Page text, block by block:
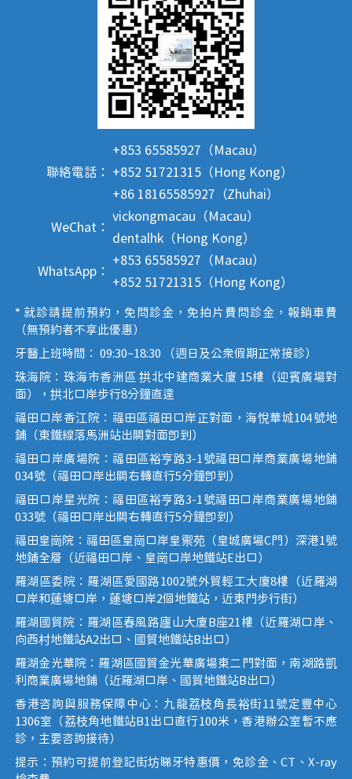
聯絡電話：
+853 65585927（Macau）
+852 51721315（Hong Kong）
+86 18165585927（Zhuhai）
WeChat：
vickongmacau（Macau）
dentalhk（Hong Kong）
WhatsApp：
+853 65585927（Macau）
+852 51721315（Hong Kong）
* 就診請提前預約，免問診金，免拍片費問診金，報銷車費
（無預約者不享此優惠）
牙醫上班時間： 09:30~18:30 （週日及公眾假期正常接診）
珠海院：珠海市香洲區 拱北中建商業大廈 15樓（迎賓廣場對
面），拱北口岸步行8分鐘直達
福田口岸香江院：福田區福田口岸正對面，海悅華城104號地
鋪（東鐵線落馬洲站出關對面即到）
福田口岸廣場院：福田區裕亨路3-1號福田口岸商業廣場地鋪
034號（福田口岸出關右轉直行5分鐘即到）
福田口岸星光院：福田區裕亨路3-1號福田口岸商業廣場地鋪
033號（福田口岸出關右轉直行5分鐘即到）
福田皇崗院：福田區皇崗口岸皇禦苑（皇城廣場C門）深港1號
地鋪全層（近福田口岸、皇崗口岸地鐵站E出口）
羅湖區委院：羅湖區愛國路1002號外貿輕工大廈8樓（近羅湖
口岸和蓮塘口岸，蓮塘口岸2個地鐵站，近東門步行街）
羅湖國貿院：羅湖區春風路廬山大廈B座21樓（近羅湖口岸、
向西村地鐵站A2出口、國貿地鐵站B出口）
羅湖金光華院：羅湖區國貿金光華廣場東二門對面，南湖路凱
利商業廣場地鋪（近羅湖口岸、國貿地鐵站B出口）
香港咨詢與服務保障中心：九龍荔枝角長裕街11號定豐中心
1306室（荔枝角地鐵站B1出口直行100米，香港辦公室暫不應
診，主要咨詢接待）
提示：預約可提前登記街坊睇牙特惠價，免診金、CT、X-ray